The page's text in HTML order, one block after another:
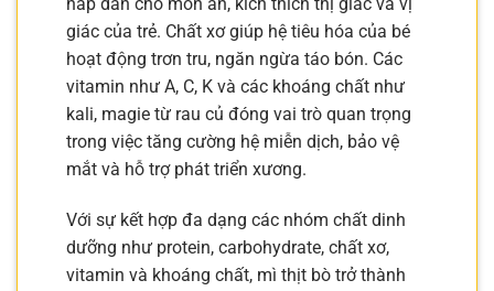
hấp dẫn cho món ăn, kích thích thị giác và vị
giác của trẻ. Chất xơ giúp hệ tiêu hóa của bé
hoạt động trơn tru, ngăn ngừa táo bón. Các
vitamin như A, C, K và các khoáng chất như
kali, magie từ rau củ đóng vai trò quan trọng
trong việc tăng cường hệ miễn dịch, bảo vệ
mắt và hỗ trợ phát triển xương.
Với sự kết hợp đa dạng các nhóm chất dinh
dưỡng như protein, carbohydrate, chất xơ,
vitamin và khoáng chất, mì thịt bò trở thành